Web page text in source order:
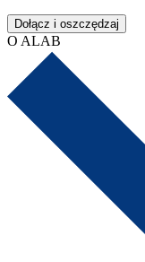
Dołącz i oszczędzaj
O ALAB